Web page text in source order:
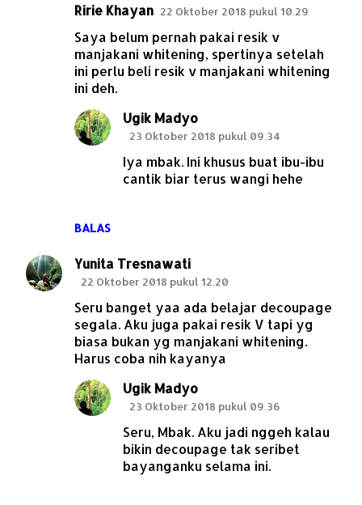
Ririe Khayan 22 Oktober 2018 pukul 10.29
Saya belum pernah pakai resik v
manjakani whitening, spertinya setelah
ini perlu beli resik v manjakani whitening
ini deh.
BALAS
Ugik Madyo
23 Oktober 2018 pukul 09.34
Iya mbak. Ini khusus buat ibu-ibu
cantik biar terus wangi hehe
Yunita Tresnawati
22 Oktober 2018 pukul 12.20
Seru banget yaa ada belajar decoupage
segala. Aku juga pakai resik V tapi yg
biasa bukan yg manjakani whitening.
Harus coba nih kayanya
Ugik Madyo
23 Oktober 2018 pukul 09.36
Seru, Mbak. Aku jadi nggeh kalau
bikin decoupage tak seribet
bayanganku selama ini.